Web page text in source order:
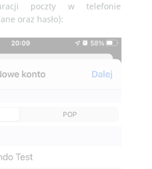
poczty w telefonie
oraz hasło):